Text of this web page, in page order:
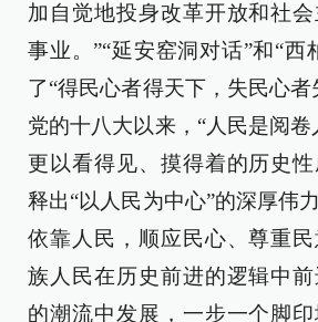
加自觉地投身改革开放和社
事业。”“延安窑洞对话”和“西
了“得民心者得天下，失民心者
党的十八大以来，“人民是阅卷
更以看得见、摸得着的历史
释出“以人民为中心”的深厚伟
依靠人民，顺应民心、尊重
族人民在历史前进的逻辑中
的潮流中发展，一步一个脚